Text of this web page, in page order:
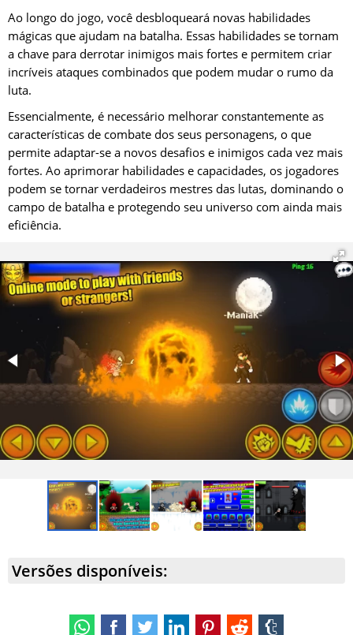
Ao longo do jogo, você desbloqueará novas habilidades
mágicas que ajudam na batalha. Essas habilidades se tornam
a chave para derrotar inimigos mais fortes e permitem criar
incríveis ataques combinados que podem mudar o rumo da
luta.
Essencialmente, é necessário melhorar constantemente as
características de combate dos seus personagens, o que
permite adaptar-se a novos desafios e inimigos cada vez mais
fortes. Ao aprimorar habilidades e capacidades, os jogadores
podem se tornar verdadeiros mestres das lutas, dominando o
campo de batalha e protegendo seu universo com ainda mais
eficiência.
Versões disponíveis: